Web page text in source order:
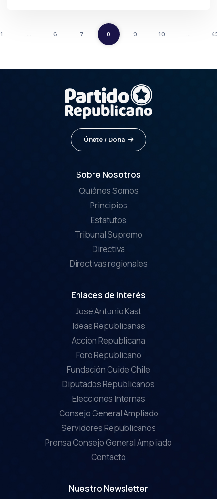
1 … 6 7 8 9 10 …
Únete / Dona
Sobre Nosotros
Quiénes Somos
Principios
Estatutos
Tribunal Supremo
Directiva
Directivas regionales
Enlaces de Interés
José Antonio Kast
Ideas Republicanas
Acción Republicana
Foro Republicano
Fundación Cuide Chile
Diputados Republicanos
Elecciones Internas
Consejo General Ampliado
Servidores Republicanos
Prensa Consejo General Ampliado
Contacto
Nuestro Newsletter